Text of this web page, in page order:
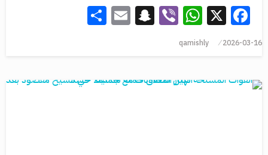
Facebook
X
WhatsApp
Viber
Snapchat
Email
2026-03-16
qamishly